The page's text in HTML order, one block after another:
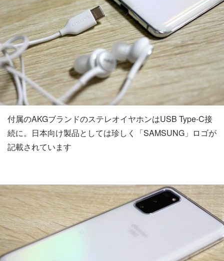
付属のAKGブランドのステレオイヤホンはUSB Type-C接
続に。日本向け製品としては珍しく「SAMSUNG」ロゴが
記載されています